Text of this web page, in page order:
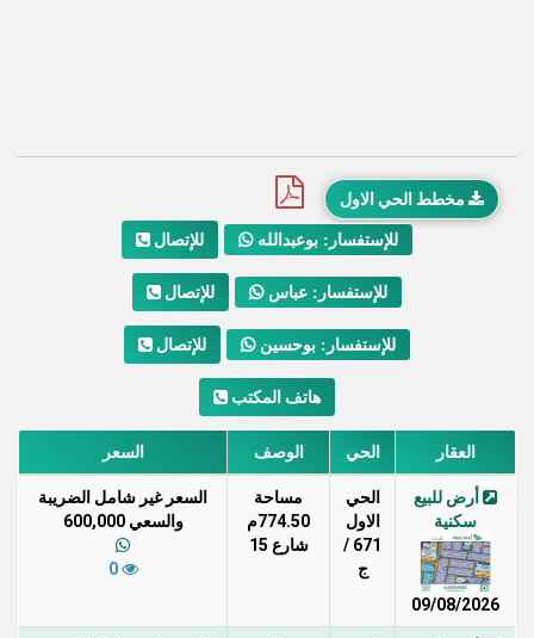
مخطط الحي الاول
للإتصال للإستفسار: بوعبدالله
للإتصال للإستفسار: عباس
للإتصال للإستفسار: بوحسين
هاتف المكتب
العقار الحي الوصف السعر
أرض للبيع
سكنية
09/08/2026
الحي
الاول
671 /
ج
مساحة
774.50م
شارع 15
السعر غير شامل الضريبة
والسعي 600,000
0